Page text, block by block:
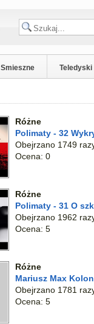
Smieszne Teledyski
Różne
Polimaty - 32
Obejrzano 1749
Ocena: 0
Różne
Polimaty - 31 O
Obejrzano 1962
Ocena: 5
Różne
Mariusz Max
Obejrzano 1781
Ocena: 5